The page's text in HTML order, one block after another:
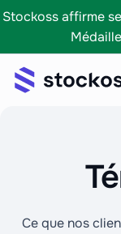
Stockoss affirme
Ce que nos